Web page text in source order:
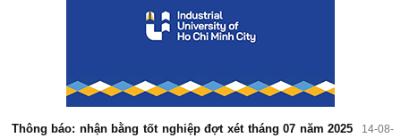
Thông báo: nhận bằng tốt nghiệp đợt xét tháng 07 năm 2025
14-08-